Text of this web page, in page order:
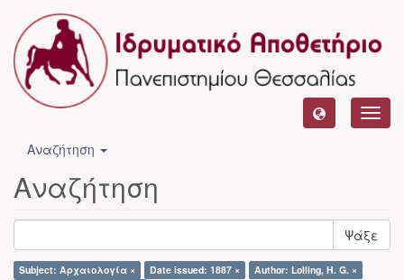
Αναζήτηση
Αναζήτηση
Ψάξε
Subject: Αρχαιολογία × Date issued: 1887 ×
Author: Lolling, H. G. ×